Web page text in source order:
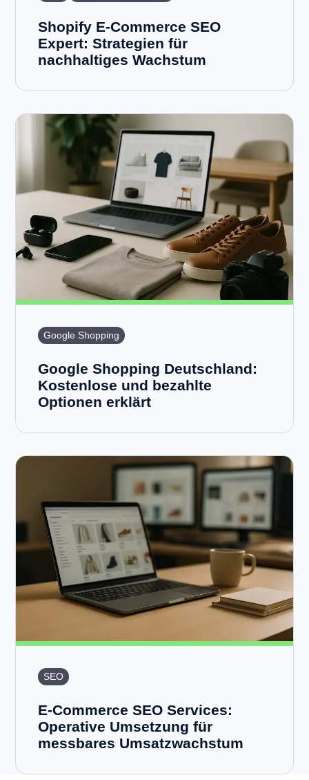
Shopify E-Commerce SEO
Expert: Strategien für
nachhaltiges Wachstum
Google Shopping
Google Shopping Deutschland:
Kostenlose und bezahlte
Optionen erklärt
SEO
E-Commerce SEO Services:
Operative Umsetzung für
messbares Umsatzwachstum